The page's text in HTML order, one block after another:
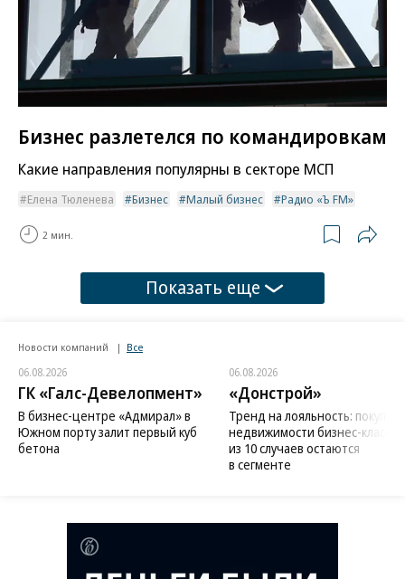
Бизнес разлетелся по командировкам
Какие направления популярны в секторе МСП
Елена Тюленева Бизнес Малый бизнес Радио «Ъ FM»
2 мин.
Показать еще
Новости компаний Все
06.08.2026
ГК «Галс-Девелопмент»
В бизнес-центре «Адмирал» в
Южном порту залит первый куб
бетона
06.08.2026
«Донстрой»
Тренд на лояльность:
недвижимости бизнес-класса
из 10 случаев остаются
в сегменте